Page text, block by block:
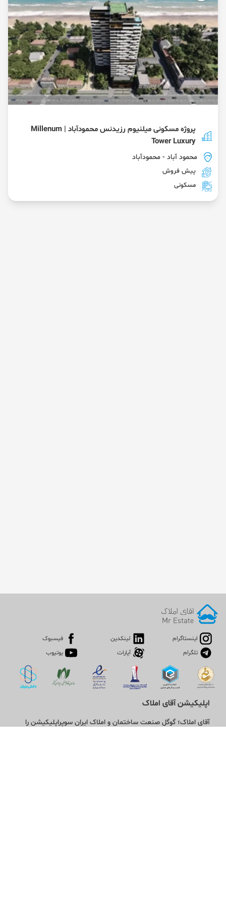
پروژه مسکونی میلنیوم رزیدنس محمودآباد | Millenum
Tower Luxury
محمود آباد - محمودآباد
پیش فروش
مسکونی
اینستاگرام لینکدین
فیسبوک
تلگرام
آپارات یوتیوب
اپلیکیشن آقای املاک
آقای املاک؛ گوگل صنعت ساختمان و املاک ایران سوپراپلیکیشن را